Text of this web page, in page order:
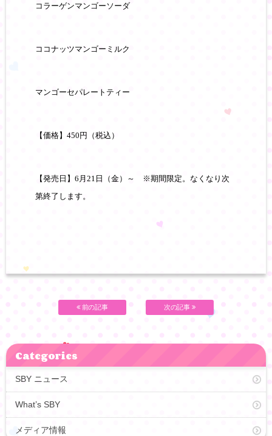
コラーゲンマンゴーソーダ
ココナッツマンゴーミルク
マンゴーセパレートティー
【価格】 450 円（税込）
【発売日】 6 月 21 日（金）～
※期間限定。なくなり次
第終了します。
前の記事 次の記事
Categories
SBY ニュース
What’s SBY
メディア情報